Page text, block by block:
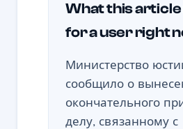
What this
for a user right
Министерство
сообщило о
окончательного
делу, связанному с